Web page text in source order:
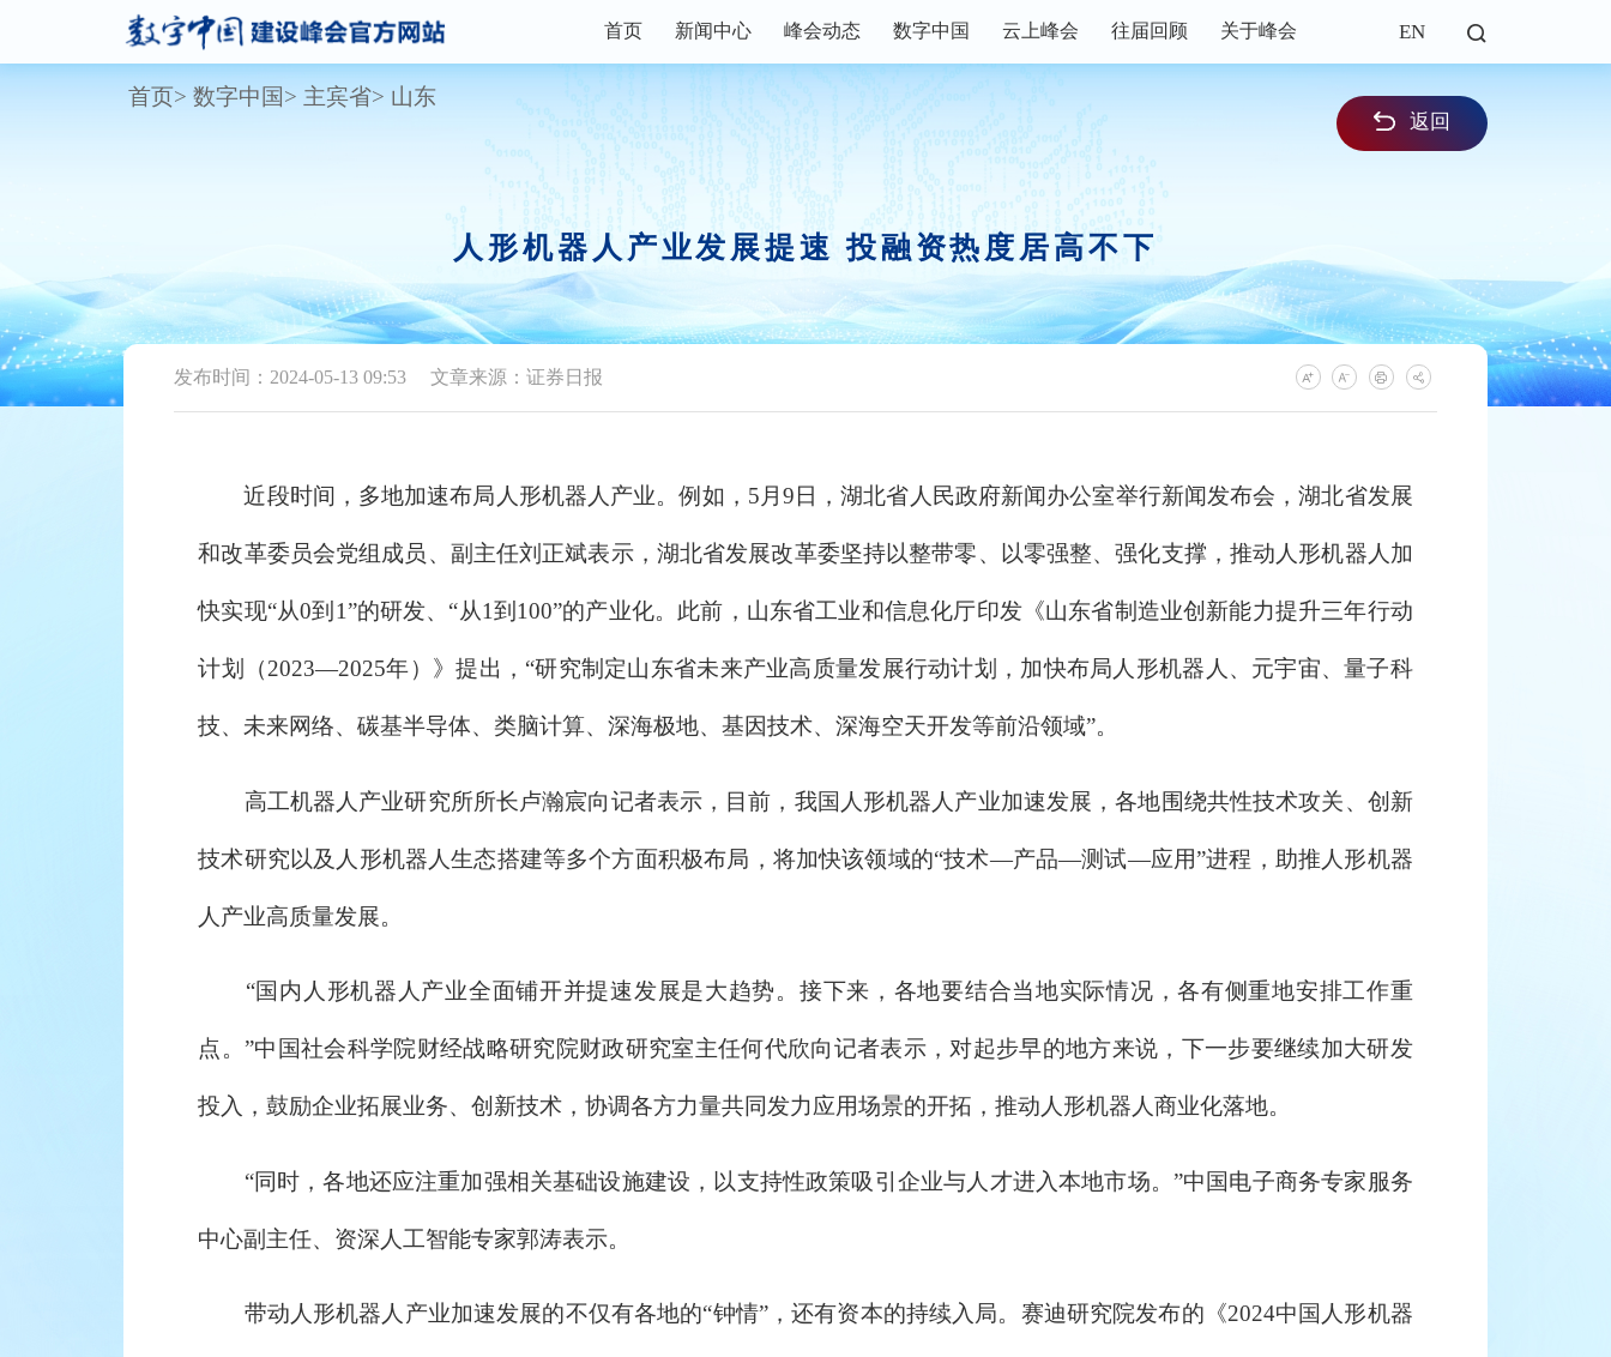
EN
首页 新闻中心
数字快讯
峰会资讯
权威发布
峰会动态
峰会论坛
现场体验区
创新大赛
数字中国
主宾省
数字福建
数字企业+
行业资讯
云上峰会 往届回顾 关于峰会
返回
首页 数字中国 主宾省 山东
人形机器人产业发展提速 投融资热度居高不下
发布时间：2024-05-13 09:53 文章来源：证券日报
近段时间，多地加速布局人形机器人产业。例如，5月9日，湖北省人民政府新闻办公室举行新闻发布会，湖北省发展
和改革委员会党组成员、副主任刘正斌表示，湖北省发展改革委坚持以整带零、以零强整、强化支撑，推动人形机器人加
快实现“从0到1”的研发、“从1到100”的产业化。此前，山东省工业和信息化厅印发《山东省制造业创新能力提升三年行动
计划（2023—2025年）》提出，“研究制定山东省未来产业高质量发展行动计划，加快布局人形机器人、元宇宙、量子科
技、未来网络、碳基半导体、类脑计算、深海极地、基因技术、深海空天开发等前沿领域”。
高工机器人产业研究所所长卢瀚宸向记者表示，目前，我国人形机器人产业加速发展，各地围绕共性技术攻关、创新
技术研究以及人形机器人生态搭建等多个方面积极布局，将加快该领域的“技术—产品—测试—应用”进程，助推人形机器
人产业高质量发展。
“国内人形机器人产业全面铺开并提速发展是大趋势。接下来，各地要结合当地实际情况，各有侧重地安排工作重
点。”中国社会科学院财经战略研究院财政研究室主任何代欣向记者表示，对起步早的地方来说，下一步要继续加大研发
投入，鼓励企业拓展业务、创新技术，协调各方力量共同发力应用场景的开拓，推动人形机器人商业化落地。
“同时，各地还应注重加强相关基础设施建设，以支持性政策吸引企业与人才进入本地市场。”中国电子商务专家服务
中心副主任、资深人工智能专家郭涛表示。
带动人形机器人产业加速发展的不仅有各地的“钟情”，还有资本的持续入局。赛迪研究院发布的《2024中国人形机器